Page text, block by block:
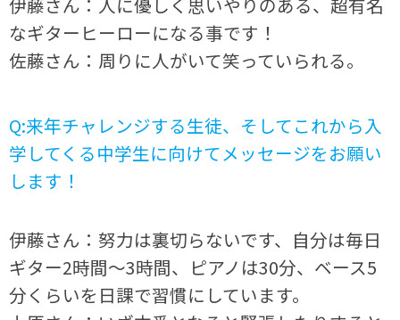
伊藤さん：人に優しく思いやりのある、超有名
なギターヒーローになる事です！
佐藤さん：周りに人がいて笑っていられる。
Q:来年チャレンジする生徒、そしてこれから入
学してくる中学生に向けてメッセージをお願い
します！
伊藤さん：努力は裏切らないです、自分は毎日
ギター2時間〜3時間、ピアノは30分、ベース5
分くらいを日課で習慣にしています。